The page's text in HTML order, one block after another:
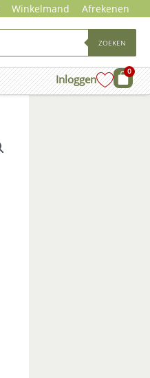
Winkelmand Afrekenen
ZOEKEN
Inloggen
0